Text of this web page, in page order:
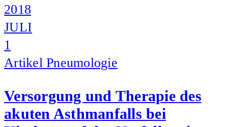
2018
JULI
1
Artikel Pneumologie
Versorgung und Therapie des
akuten Asthmanfalls bei